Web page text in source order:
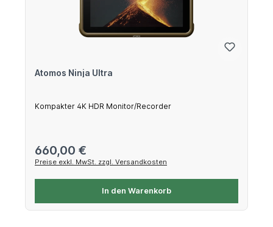
Atomos Ninja Ultra
Kompakter 4K HDR Monitor/Recorder
Regulärer Preis:
660,00 €
Preise exkl. MwSt. zzgl. Versandkosten
In den Warenkorb